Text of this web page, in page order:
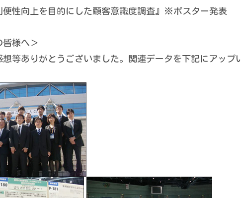
便性向上を目的にした顧客意識度調査』※ポスター発表
皆様へ＞
想等ありがとうございました。関連データを下記にアップ